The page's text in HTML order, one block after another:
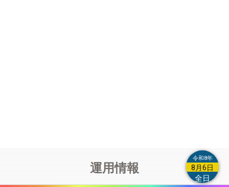
によるもの等の類は付加情報とは認められませんので登録しない
運用情報
令和8年
8月6日
全日